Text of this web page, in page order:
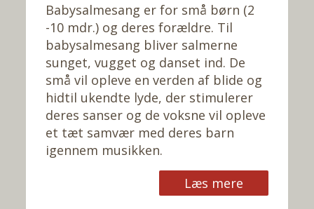
Babysalmesang er for små børn (2
-10 mdr.) og deres forældre. Til
babysalmesang bliver salmerne
sunget, vugget og danset ind. De
små vil opleve en verden af blide og
hidtil ukendte lyde, der stimulerer
deres sanser og de voksne vil opleve
et tæt samvær med deres barn
igennem musikken.
Læs mere